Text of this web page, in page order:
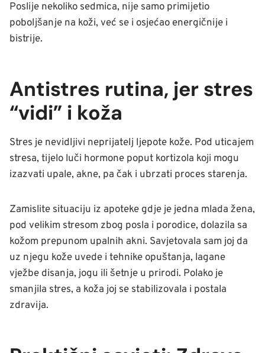
Poslije nekoliko sedmica, nije samo primijetio
poboljšanje na koži, već se i osjećao energičnije i
bistrije.
Antistres rutina, jer stres
“vidi” i koža
Stres je nevidljivi neprijatelj ljepote kože. Pod uticajem
stresa, tijelo luči hormone poput kortizola koji mogu
izazvati upale, akne, pa čak i ubrzati proces starenja.
Zamislite situaciju iz apoteke gdje je jedna mlada žena,
pod velikim stresom zbog posla i porodice, dolazila sa
kožom prepunom upalnih akni. Savjetovala sam joj da
uz njegu kože uvede i tehnike opuštanja, lagane
vježbe disanja, jogu ili šetnje u prirodi. Polako je
smanjila stres, a koža joj se stabilizovala i postala
zdravija.